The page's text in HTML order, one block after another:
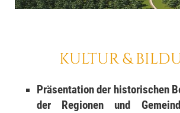
KULTUR &
Präsentation der historischen
der Regionen und